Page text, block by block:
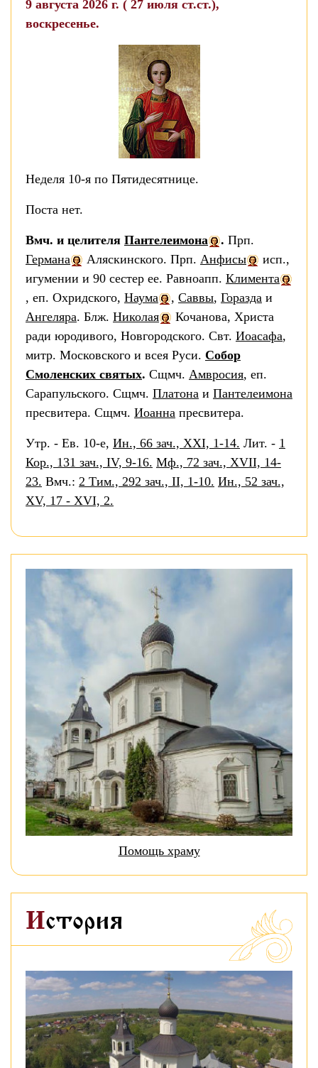
9 августа 2026 г. ( 27 июля ст.ст.),
воскресенье.
Неделя 10-я по Пятидесятнице.
Поста нет.
Вмч. и целителя Пантелеимона . Прп.
Германа
Аляскинского. Прп. Анфисы
исп.,
игумении и 90 сестер ее. Равноапп. Климента
, еп. Охридского, Наума , Саввы, Горазда и
Ангеляра. Блж. Николая
Кочанова, Христа
ради юродивого, Новгородского. Свт. Иоасафа,
митр. Московского и всея Руси. Собор
Смоленских святых. Сщмч. Амвросия, еп.
Сарапульского. Сщмч. Платона и Пантелеимона
пресвитера. Сщмч. Иоанна пресвитера.
Утр. - Ев. 10-е, Ин., 66 зач., XXI, 1-14. Лит. - 1
Кор., 131 зач., IV, 9-16. Мф., 72 зач., XVII, 14-
23. Вмч.: 2 Тим., 292 зач., II, 1-10. Ин., 52 зач.,
XV, 17 - XVI, 2.
Помощь храму
История